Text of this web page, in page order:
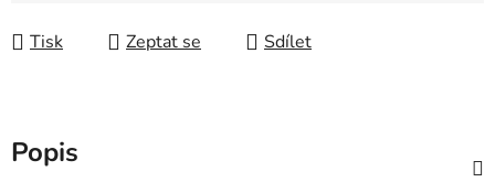
Tisk Zeptat se Sdílet
Popis